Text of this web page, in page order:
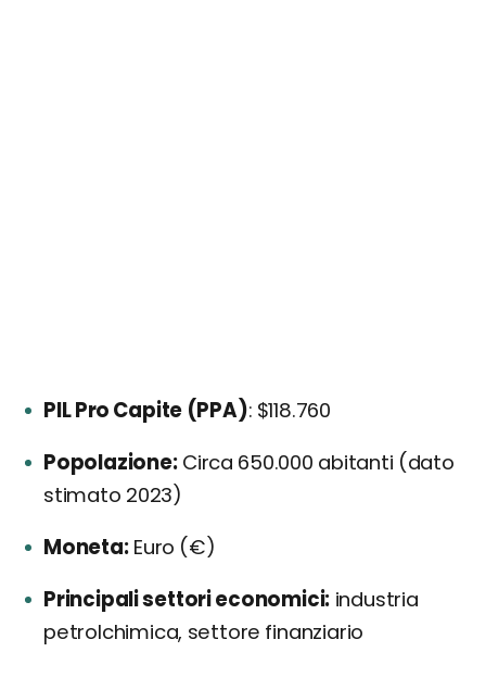
PIL Pro Capite (PPA): $118.760
Popolazione:Circa 650.000 abitanti (dato
stimato 2023)
Moneta:Euro (€)
Principali settori economici: industria
petrolchimica, settore finanziario